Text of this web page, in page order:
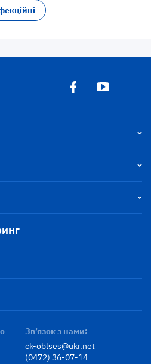
Зв’язок з нами:
ck-oblses@ukr.net
(0472) 36-07-14